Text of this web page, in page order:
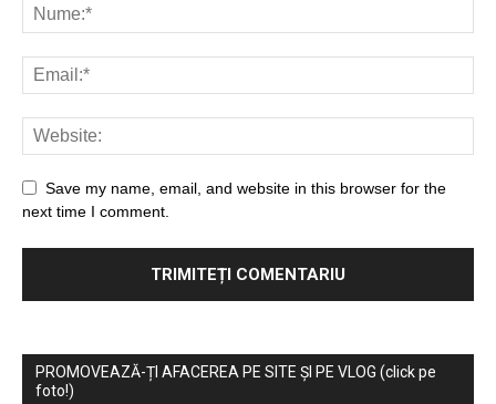
Save my name, email, and website in this browser for the
next time I comment.
PROMOVEAZĂ-ȚI AFACEREA PE SITE ȘI PE VLOG (click pe
foto!)